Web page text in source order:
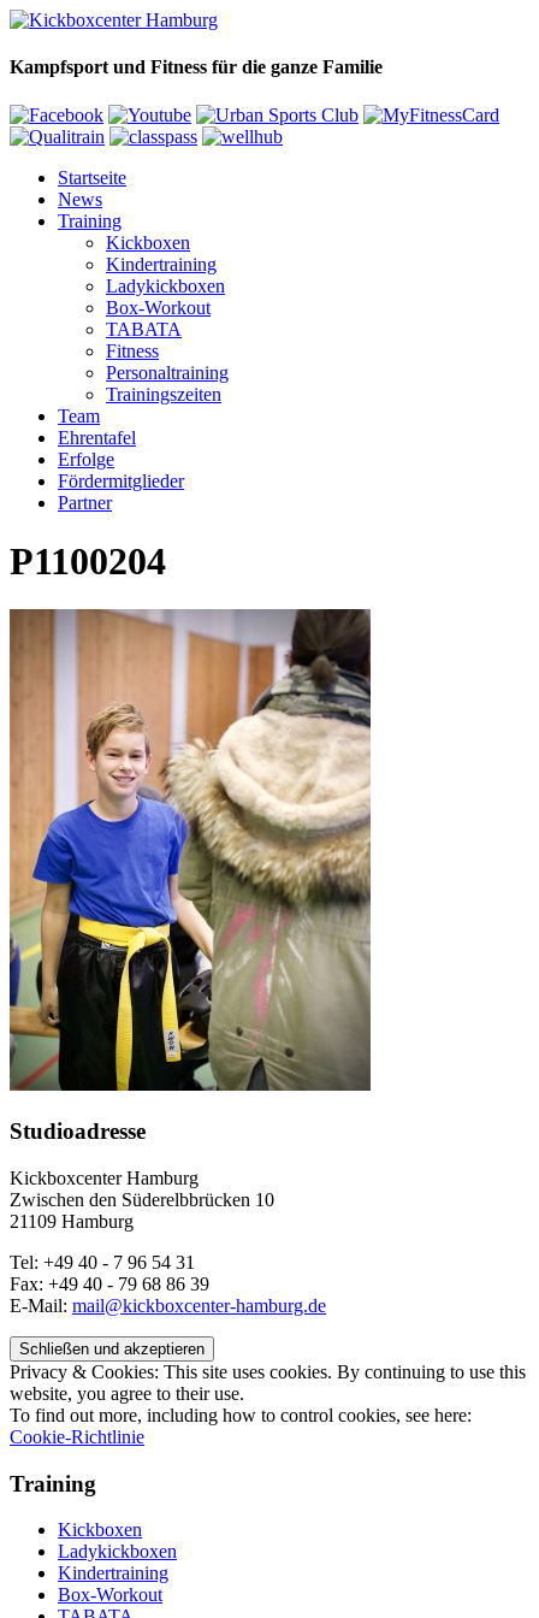
Kampfsport und Fitness für die ganze Familie
Startseite
News
Training
Kickboxen
Kindertraining
Ladykickboxen
Box-Workout
TABATA
Fitness
Personaltraining
Trainingszeiten
Team
Ehrentafel
Erfolge
Fördermitglieder
Partner
P1100204
Studioadresse
Kickboxcenter Hamburg
Zwischen den Süderelbbrücken 10
21109 Hamburg
Tel: +49 40 - 7 96 54 31
Fax: +49 40 - 79 68 86 39
E-Mail: mail@kickboxcenter-hamburg.de
Privacy & Cookies: This site uses cookies. By continuing to use this
website, you agree to their use.
To find out more, including how to control cookies, see here:
Cookie-Richtlinie
Training
Kickboxen
Ladykickboxen
Kindertraining
Box-Workout